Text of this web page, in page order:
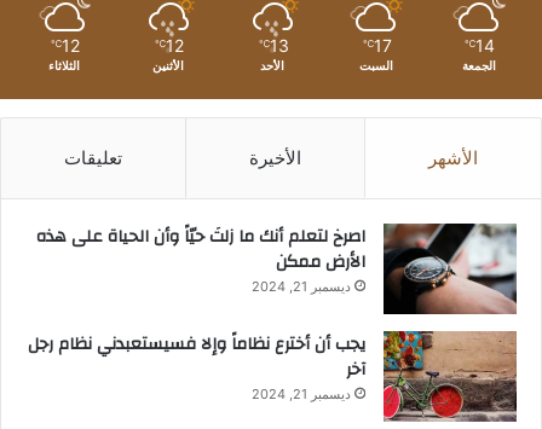
14
℃
الجمعة
17
℃
السبت
13
℃
الأحد
12
℃
الأثنين
12
℃
الثلاثاء
الأشهر الأخيرة تعليقات
‫اصرخ لتعلم أنك ما زلتَ حيّاً وأن الحياة على هذه
الأرض ممكن
ديسمبر 21, 2024
يجب أن أخترع نظاماً وإلا فسيستعبدني نظام رجل
آخر
ديسمبر 21, 2024